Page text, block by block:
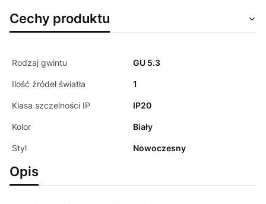
Cechy produktu
Rodzaj gwintu GU 5.3
Ilość źródeł światła 1
Klasa szczelności IP IP20
Kolor Biały
Styl Nowoczesny
Opis